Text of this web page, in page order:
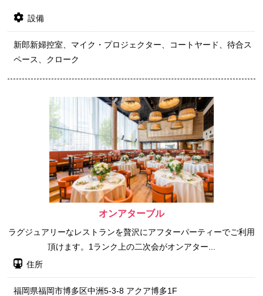
設備
新郎新婦控室、マイク・プロジェクター、コートヤード、待合ス
ペース、クローク
オンアターブル
ラグジュアリーなレストランを贅沢にアフターパーティーでご利用
頂けます。1ランク上の二次会がオンアター...
住所
福岡県福岡市博多区中洲5-3-8 アクア博多1F